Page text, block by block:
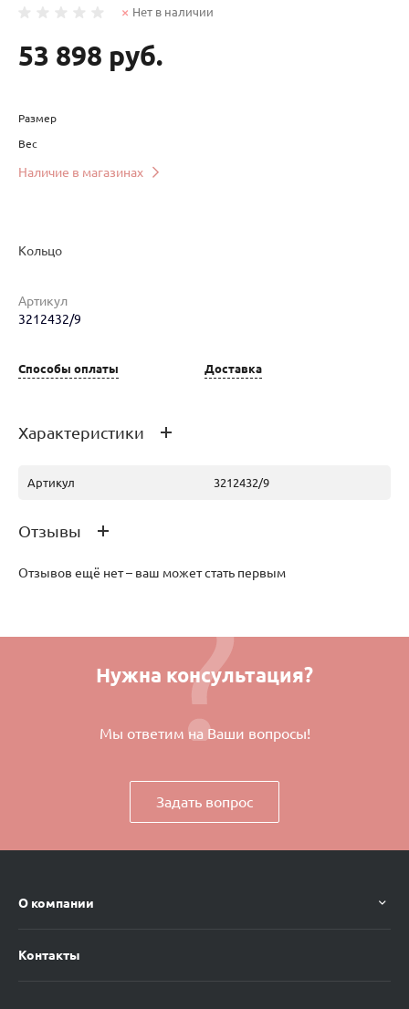
Нет в наличии
53 898 руб.
Размер
Вес
Наличие в магазинах
Наименование товара
Кольцо
Артикул
3212432/9
Способы оплаты Доставка
Характеристики
Артикул 3212432/9
Отзывы
Отзывов ещё нет – ваш может стать первым
Нужна консультация?
Мы ответим на Ваши вопросы!
Задать вопрос
О компании
Контакты